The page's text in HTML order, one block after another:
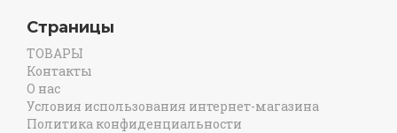
Страницы
ТОВАРЫ
Контакты
О нас
Условия использования интернет-магазина
Политика конфиденциальности